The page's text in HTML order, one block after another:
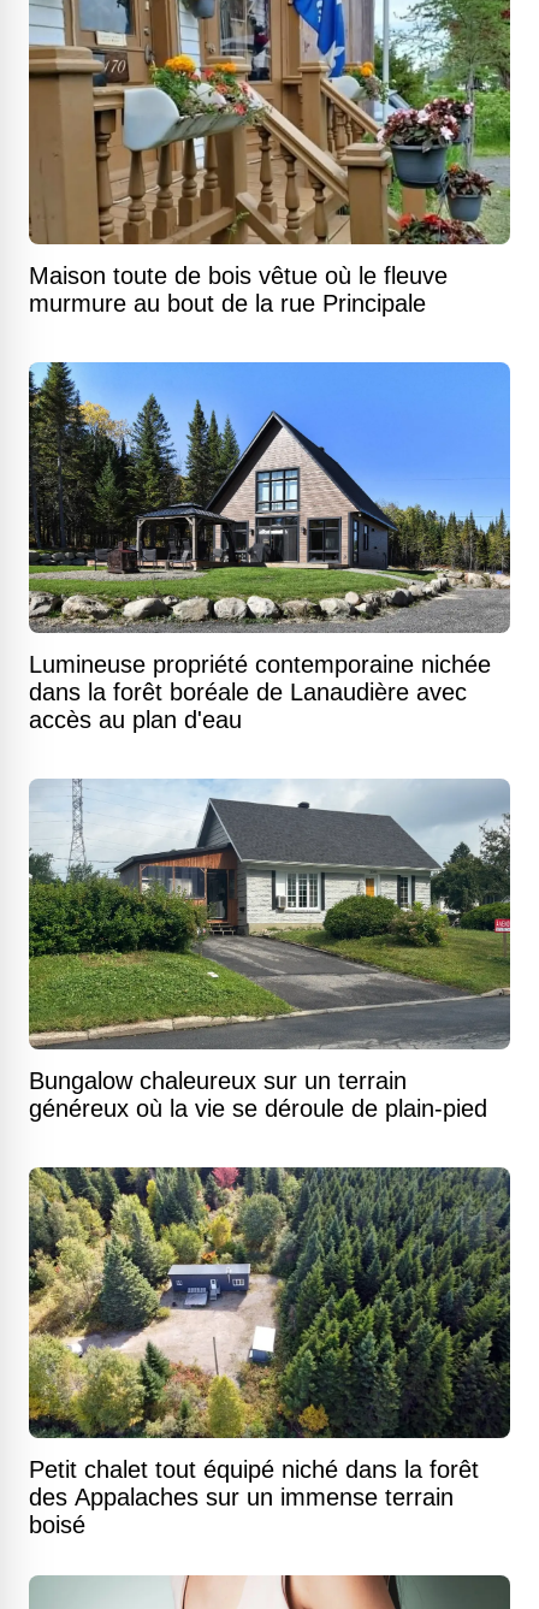
Maison toute de bois vêtue où le fleuve
murmure au bout de la rue Principale
Lumineuse propriété contemporaine nichée
dans la forêt boréale de Lanaudière avec
accès au plan d'eau
Bungalow chaleureux sur un terrain
généreux où la vie se déroule de plain-pied
Petit chalet tout équipé niché dans la forêt
des Appalaches sur un immense terrain
boisé